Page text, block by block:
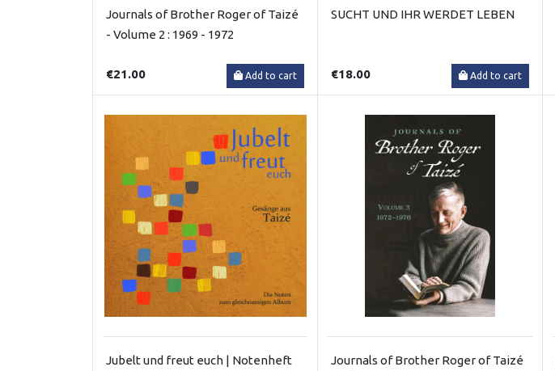
Journals of Brother Roger of Taizé
- Volume 2 : 1969 - 1972
€21.00 Add to cart
SUCHT UND IHR WERDET LEBEN
€18.00 Add to cart
Jubelt und freut euch | Notenheft
Journals of Brother Roger of Taizé